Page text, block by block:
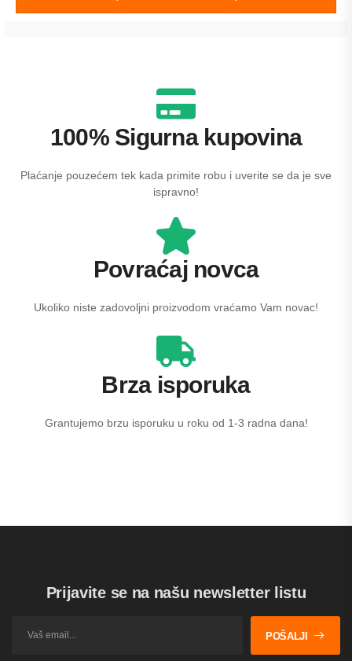
100% Sigurna kupovina
Plaćanje pouzećem tek kada primite robu i uverite se da je sve
ispravno!
Povraćaj novca​
Ukoliko niste zadovoljni proizvodom vraćamo Vam novac!
Brza isporuka
Grantujemo brzu isporuku u roku od 1-3 radna dana!
Prijavite se na našu newsletter listu
POŠALJI